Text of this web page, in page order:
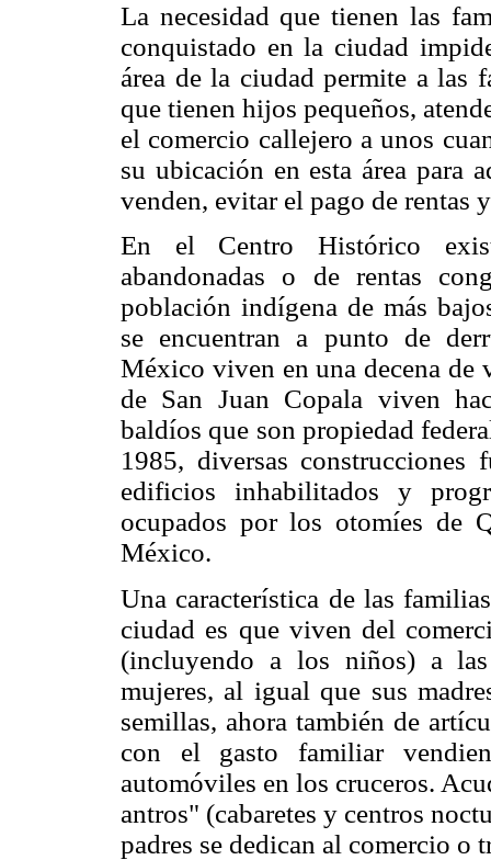
La necesidad que tienen las
conquistado en la ciudad
área de la ciudad permite a las
que tienen hijos pequeños,
el comercio callejero a unos
su ubicación en esta área para
venden, evitar el pago de rentas
En el Centro Histórico
abandonadas o de rentas
población indígena de más
se encuentran a punto de
México viven en una decena de
de San Juan Copala viven
baldíos que son propiedad
1985, diversas
edificios inhabilitados y
ocupados por los otomíes de
México.
Una característica de las
ciudad es que viven del
(incluyendo a los niños) a
mujeres, al igual que sus
semillas, ahora también de
con el gasto familiar
automóviles en los cruceros.
antros" (cabaretes y centros
padres se dedican al comercio o